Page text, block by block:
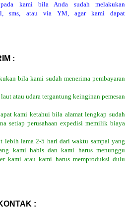
kami bila Anda sudah melakukan
sms, atau via YM, agar kami dapat
:
bila kami sudah menerima pembayaran
atau udara tergantung keinginan pemesan
kami ketahui bila alamat lengkap sudah
setiap perusahaan expedisi memilik biaya
lebih lama 2-5 hari dari waktu sampai yang
kami habis dan kami harus menunggu
kami atau kami harus memproduksi dulu
: